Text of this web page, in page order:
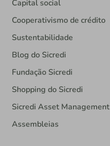
Capital social
Cooperativismo de crédito
Sustentabilidade
Blog do Sicredi
Fundação Sicredi
Shopping do Sicredi
Sicredi Asset Management
Assembleias